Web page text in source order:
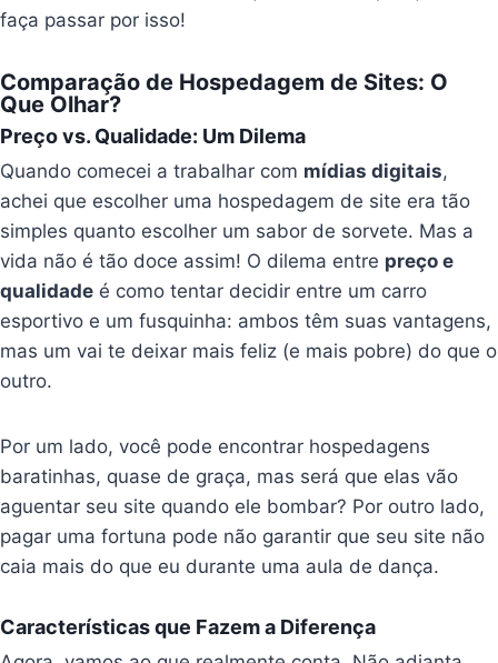
faça passar por isso!
Comparação de Hospedagem de Sites: O
Que Olhar?
Preço vs. Qualidade: Um Dilema
Quando comecei a trabalhar com mídias digitais,
achei que escolher uma hospedagem de site era tão
simples quanto escolher um sabor de sorvete. Mas a
vida não é tão doce assim! O dilema entre preço e
qualidade é como tentar decidir entre um carro
esportivo e um fusquinha: ambos têm suas vantagens,
mas um vai te deixar mais feliz (e mais pobre) do que o
outro.
Por um lado, você pode encontrar hospedagens
baratinhas, quase de graça, mas será que elas vão
aguentar seu site quando ele bombar? Por outro lado,
pagar uma fortuna pode não garantir que seu site não
caia mais do que eu durante uma aula de dança.
Características que Fazem a Diferença